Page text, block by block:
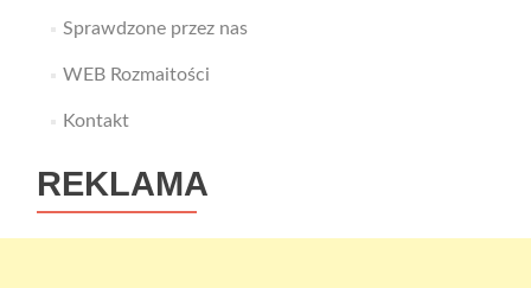
Sprawdzone przez nas
WEB Rozmaitości
Kontakt
REKLAMA